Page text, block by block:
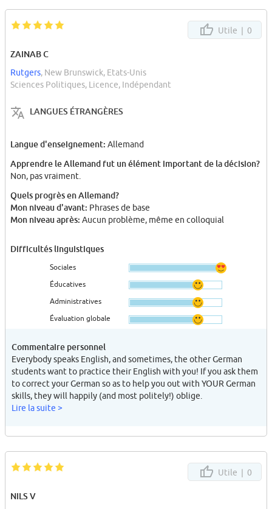
Utile | 0
ZAINAB C
Rutgers, New Brunswick, Etats-Unis
Sciences Politiques, Licence, Indépendant
LANGUES ÉTRANGÈRES
Langue d'enseignement: Allemand
Apprendre le Allemand fut un élément important de la décision?
Non, pas vraiment.
Quels progrès en Allemand?
Mon niveau d'avant: Phrases de base
Mon niveau après: Aucun problème, même en colloquial
Difficultés linguistiques
Sociales
Éducatives
Administratives
Évaluation globale
Commentaire personnel
Everybody speaks English, and sometimes, the other German
students want to practice their English with you! If you ask them
to correct your German so as to help you out with YOUR German
skills, they will happily (and most politely!) oblige.
Lire la suite >
Utile | 0
NILS V